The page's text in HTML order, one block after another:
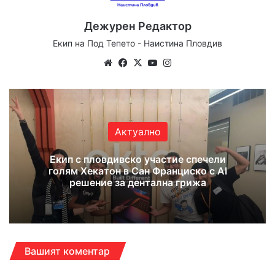
Дежурен Редактор
Екип на Под Тепето - Наистина Пловдив
We
te
Fa
bo
X
Yo
ub ra
m
Актуално
Екип с пловдивско участие спечели
голям Хекатон в Сан Франциско с AI
решение за дентална грижа
Вашият коментар